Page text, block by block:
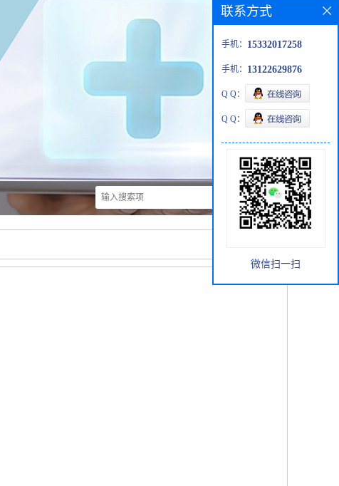
联系方式
手机： 15332017258
手机： 13122629876
Q Q：
Q Q：
微信扫一扫